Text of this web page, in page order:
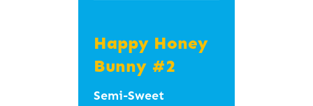
Surleim 설레임
5.3%
Happy Honey
Bunny #2
Semi-Sweet